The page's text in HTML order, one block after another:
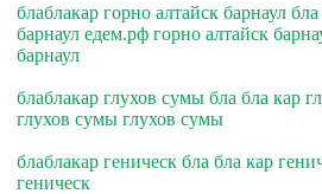
блаблакар горно алтайск барнаул
барнаул едем.рф горно алтайск
барнаул
блаблакар глухов сумы бла бла кар
глухов сумы глухов сумы
блаблакар геническ бла бла кар
геническ